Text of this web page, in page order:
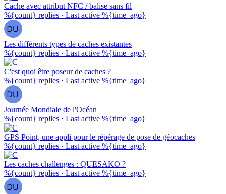
Cache avec attribut NFC / balise sans fil
%{count} replies · Last active %{time_ago}
Les différents types de caches existantes
%{count} replies · Last active %{time_ago}
C'est quoi être poseur de caches ?
%{count} replies · Last active %{time_ago}
Journée Mondiale de l'Océan
%{count} replies · Last active %{time_ago}
GPS Point, une appli pour le répérage de pose de géocaches
%{count} replies · Last active %{time_ago}
Les caches challenges : QUESAKO ?
%{count} replies · Last active %{time_ago}